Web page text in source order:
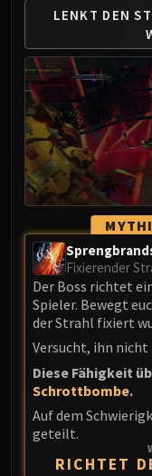
LENKT DEN
Fixierender
Der Boss richtet
Spieler. Bewegt
der Strahl fixiert
Versucht, ihn nicht
Diese Fähigkeit
Schrottbombe.
Auf dem
geteilt.
RICHTET